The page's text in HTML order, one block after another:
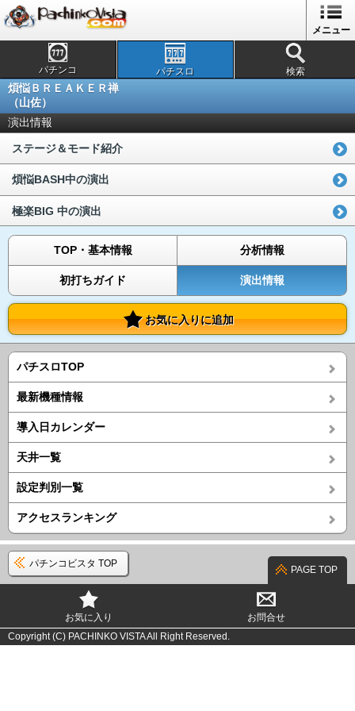
メニュー
パチンコ パチスロ 検索
煩悩ＢＲＥＡＫＥＲ禅
（山佐）
演出情報
ステージ＆モード紹介
煩悩BASH中の演出
極楽BIG 中の演出
TOP・基本情報 分析情報
初打ちガイド 演出情報
お気に入りに追加
パチスロTOP
最新機種情報
導入日カレンダー
天井一覧
設定判別一覧
アクセスランキング
パチンコビスタ TOP
PAGE TOP
お気に入り
お問合せ
Copyright (C) PACHINKO VISTA All Right Reserved.